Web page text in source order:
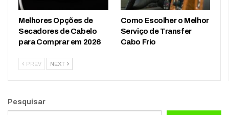
Melhores Opções de
Secadores de Cabelo
para Comprar em 2026
Como Escolher o Melhor
Serviço de Transfer
Cabo Frio
PREV NEXT
Pesquisar